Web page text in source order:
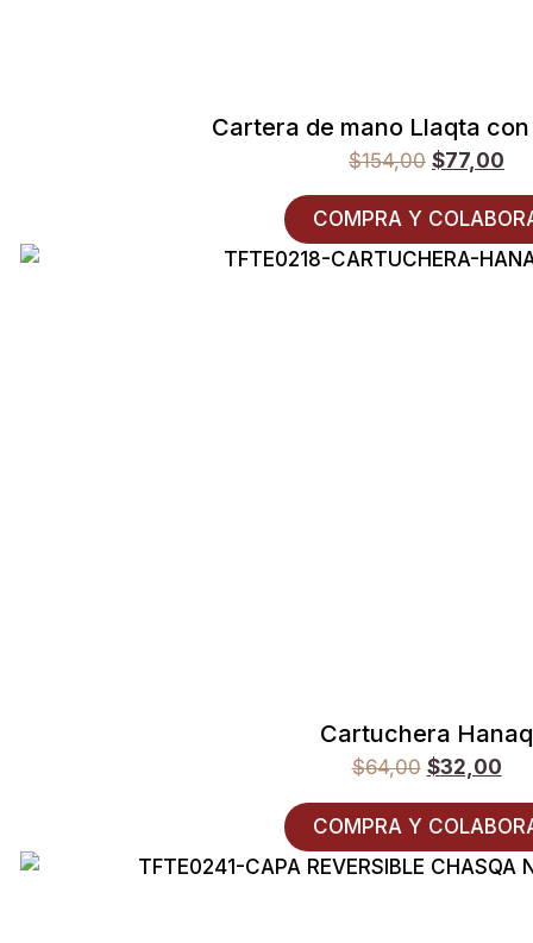
Cartera de mano Llaqta
$154,00 $77,00
COMPRA Y
Cartuchera Hanaq
$64,00 $32,00
COMPRA Y